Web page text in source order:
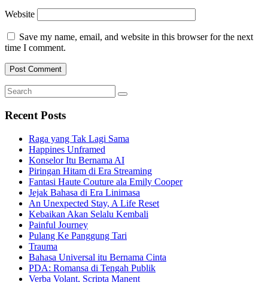
Website
Save my name, email, and website in this browser for the next
time I comment.
Search
for:
Search
Recent Posts
Raga yang Tak Lagi Sama
Happines Unframed
Konselor Itu Bernama AI
Piringan Hitam di Era Streaming
Fantasi Haute Couture ala Emily Cooper
Jejak Bahasa di Era Linimasa
An Unexpected Stay, A Life Reset
Kebaikan Akan Selalu Kembali
Painful Journey
Pulang Ke Panggung Tari
Trauma
Bahasa Universal itu Bernama Cinta
PDA: Romansa di Tengah Publik
Verba Volant, Scripta Manent